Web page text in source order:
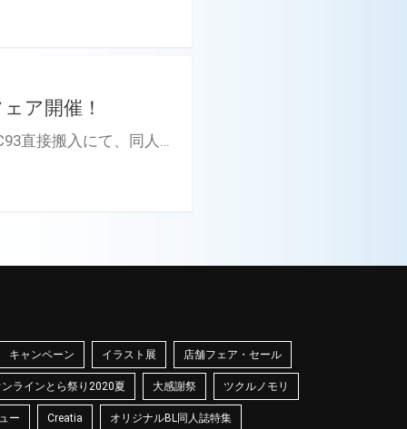
ア開催！
キャンペーン イラスト展 店舗フェア・セール
ラインとら祭り2020夏 大感謝祭 ツクルノモリ
ー Creatia オリジナルBL同人誌特集